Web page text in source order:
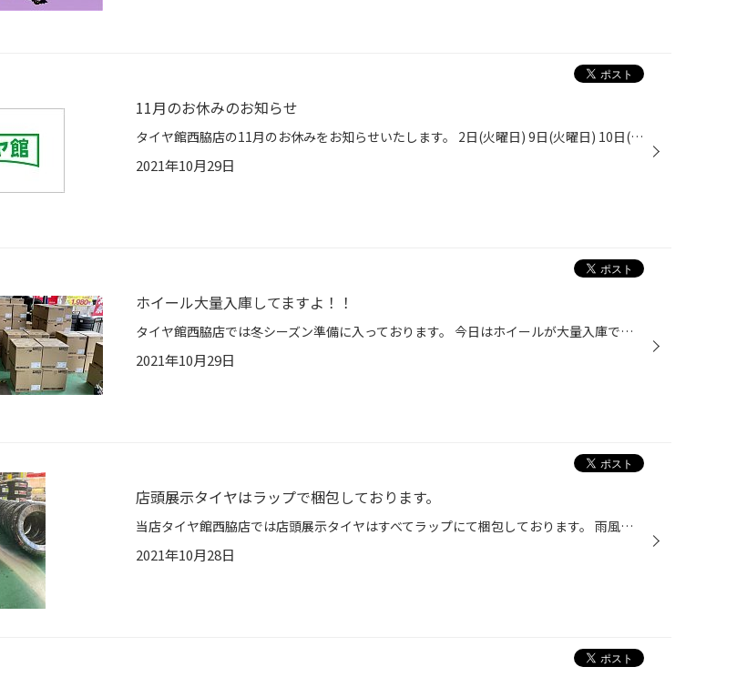
11月のお休みのお知らせ
タイヤ館西脇店の11月のお休みをお知らせいたします。 2日(火曜日) 9日(火曜日) 10日(水曜日） 16日(火曜日) 17日(水曜日） 24日(水曜日） 30日(火曜日) 以上となりますのでご来店時はご注意くださいね。
2021年10月29日
ホイール大量入庫してますよ！！
タイヤ館西脇店では冬シーズン準備に入っております。 今日はホイールが大量入庫です。 その数なんと今日だけで100枚以上！ 実はタイヤ館西脇店はホイールもこんなに常時在庫しています！ 即お持ち帰り頂ける様しておりますのでお気軽にご相談下さいね！！ 倉庫へ運ぶのはそれはそれは壮絶な肉体労...
2021年10月29日
店頭展示タイヤはラップで梱包しております。
当店タイヤ館西脇店では店頭展示タイヤはすべてラップにて梱包しております。 雨風に当たらないので、劣化抑える事も出来ますし、なによりキレイなタイヤを 取り付けする事が出来ます！！タイヤ専門店・タイヤ館西脇店へ 元気にラップを巻いてくれています！！！ タイヤ館 西脇 電話. 0795-22-5090 ...
2021年10月28日